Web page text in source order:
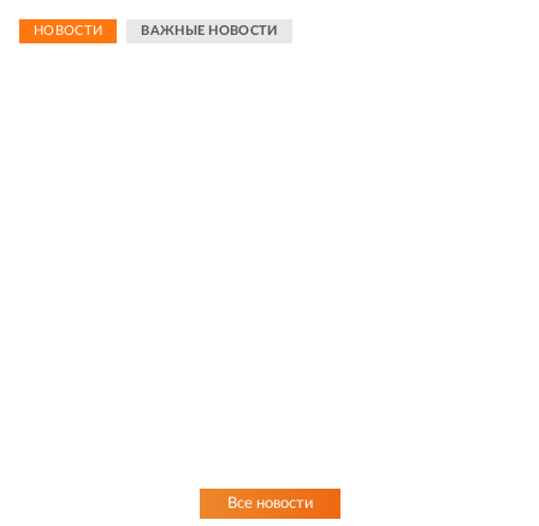
НОВОСТИ ВАЖНЫЕ НОВОСТИ
Все новости